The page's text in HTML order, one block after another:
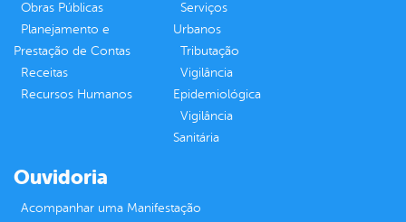
Obras Públicas
Planejamento e
Prestação de Contas
Receitas
Recursos Humanos
Serviços
Urbanos
Tributação
Vigilância
Epidemiológica
Vigilância
Sanitária
Ouvidoria
Acompanhar uma Manifestação